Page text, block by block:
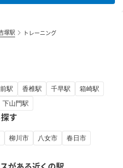
塚駅 トレーニング
駅 香椎駅 千早駅
箱崎駅
下山門駅
す
柳川市 八女市
春日市